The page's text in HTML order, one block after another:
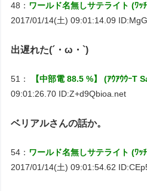
48： ワールド名無しサテライト (ﾜｯ
2017/01/14(土) 09:01:14.09
出遅れた(´・ω・`)
51： 【中部電 88.5 %】 (ｱｳｱｳｳｰT
09:01:26.70 ID:Z+d9Qbioa.net
ベリアルさんの話か。
54： ワールド名無しサテライト (ﾜ
2017/01/14(土) 09:01:54.62